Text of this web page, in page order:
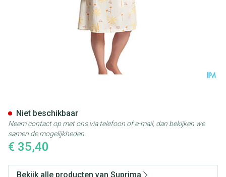
€ 35,40
Niet beschikbaar
Neem contact op met ons via telefoon of e-mail, dan bekijken we
samen de mogelijkheden.
Bekijk alle producten van Suprima